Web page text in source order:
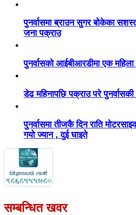
पुनर्वासमा ब्राउन सुगर बोकेका
जना पक्राउ
पुनर्वासको आईबीआरडीमा एक
डेढ महिनापछि पक्राउ परे पुनर्वासकी
पुनर्वासमा तीजकै दिन राति
गयो ज्यान , दुई घाइते
सम्बन्धित खवर